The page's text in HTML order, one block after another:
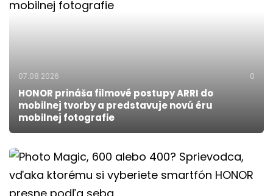
07.08.2026 0
HONOR prináša filmové postupy ARRI do
mobilnej tvorby a predstavuje novú éru
mobilnej fotografie